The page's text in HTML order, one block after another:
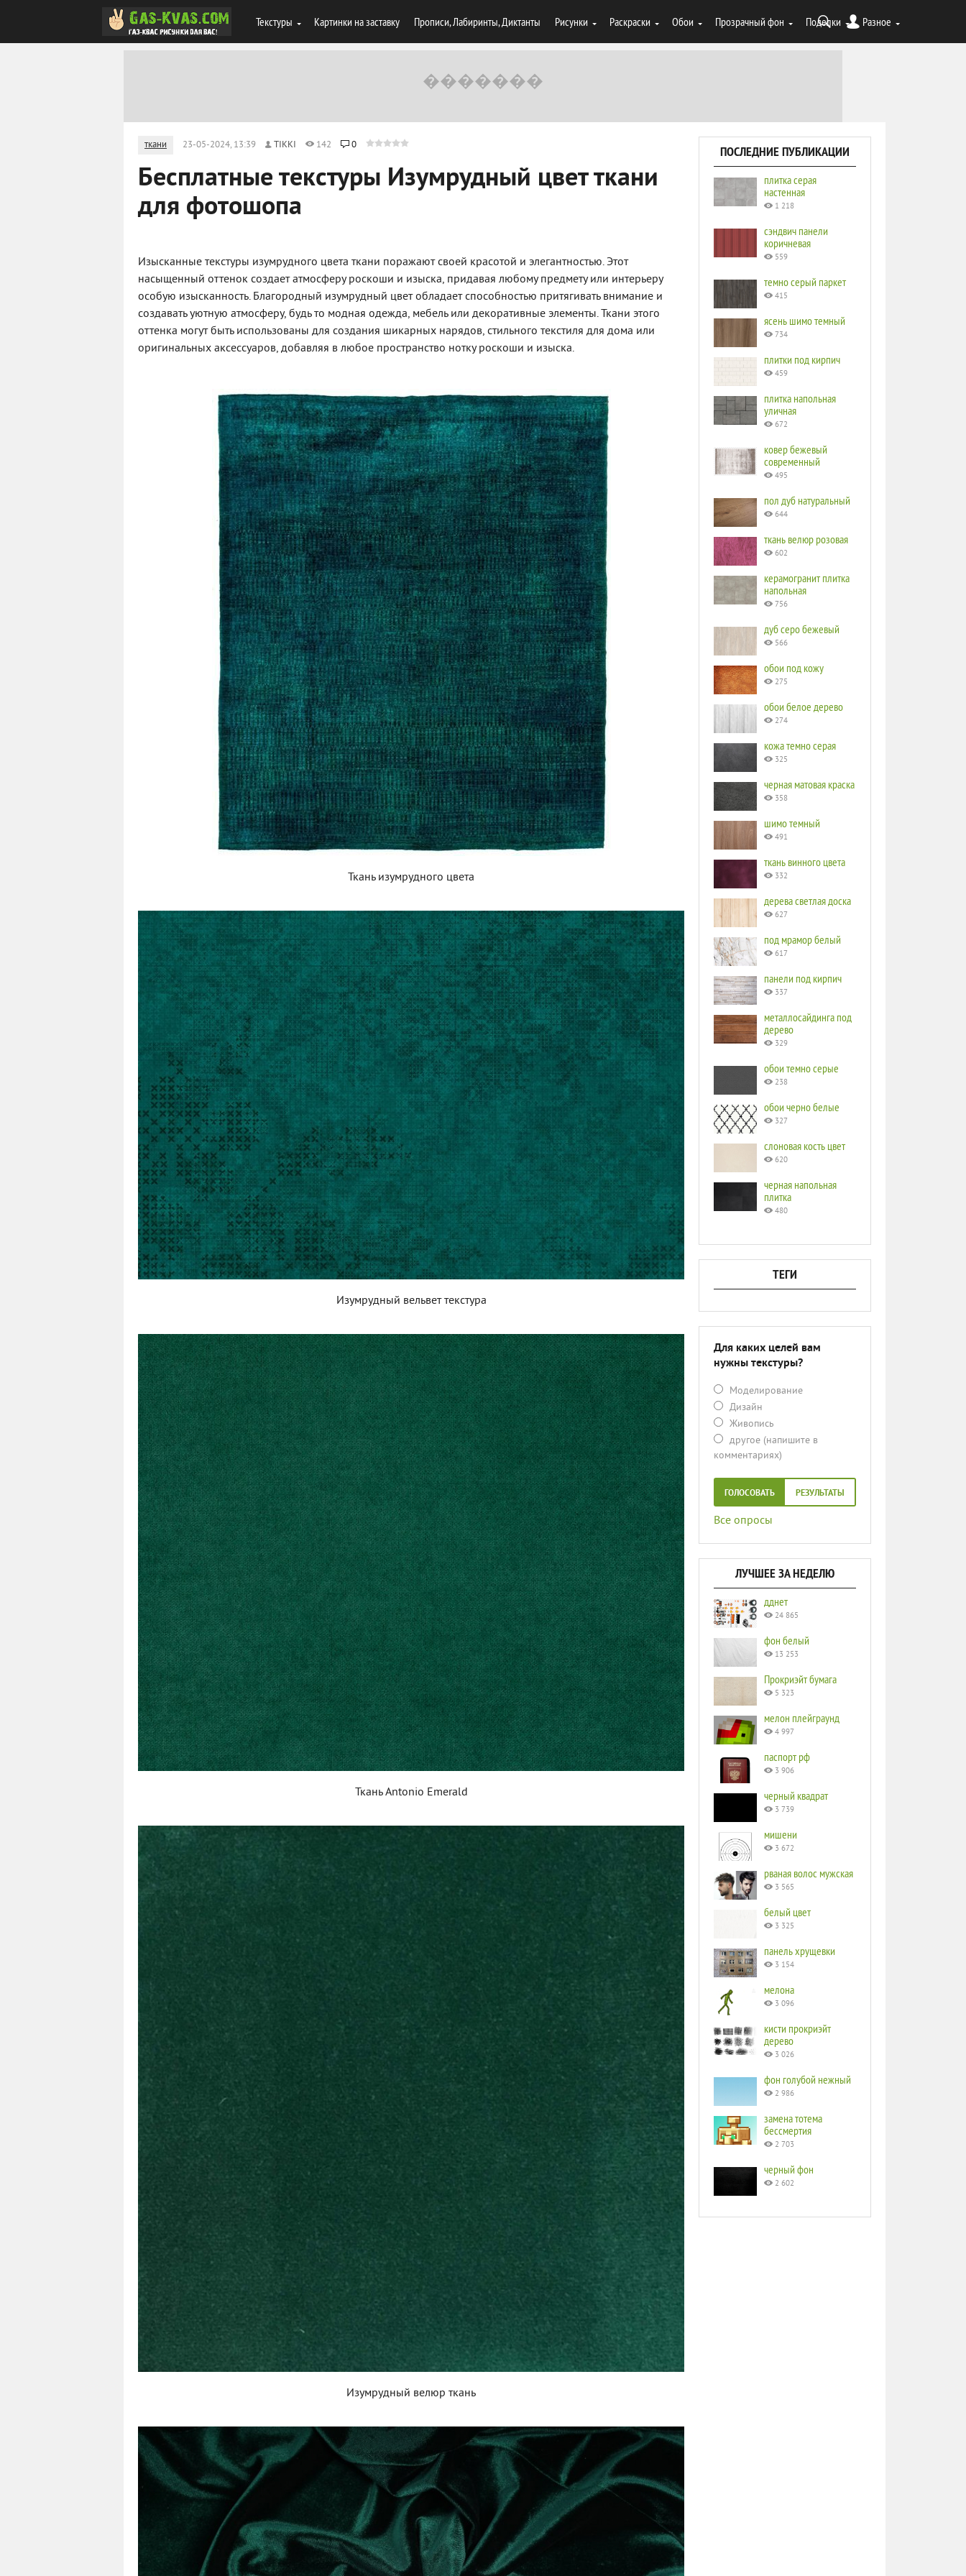
Текстуры Картинки на заставку Прописи, Лабиринты, Диктанты Рисунки Раскраски Обои Прозрачный фон Поделки Разное
ткани 23-05-2024, 13:39 TIKKI 142 0
Бесплатные текстуры Изумрудный цвет ткани
для фотошопа
Изысканные текстуры изумрудного цвета ткани поражают своей красотой и элегантностью. Этот
насыщенный оттенок создает атмосферу роскоши и изыска, придавая любому предмету или интерьеру
особую изысканность. Благородный изумрудный цвет обладает способностью притягивать внимание и
создавать уютную атмосферу, будь то модная одежда, мебель или декоративные элементы. Ткани этого
оттенка могут быть использованы для создания шикарных нарядов, стильного текстиля для дома или
оригинальных аксессуаров, добавляя в любое пространство нотку роскоши и изыска.
Ткань изумрудного цвета
Изумрудный вельвет текстура
Ткань Antonio Emerald
Изумрудный велюр ткань
ПОСЛЕДНИЕ ПУБЛИКАЦИИ
плитка серая
настенная
1 218
сэндвич панели
коричневая
559
темно серый паркет
415
ясень шимо темный
734
плитки под кирпич
459
плитка напольная
уличная
672
ковер бежевый
современный
495
пол дуб натуральный
644
ткань велюр розовая
602
керамогранит плитка
напольная
756
дуб серо бежевый
566
обои под кожу
275
обои белое дерево
274
кожа темно серая
325
черная матовая краска
358
шимо темный
491
ткань винного цвета
332
дерева светлая доска
627
под мрамор белый
617
панели под кирпич
337
металлосайдинга под
дерево
329
обои темно серые
238
обои черно белые
327
слоновая кость цвет
620
черная напольная
плитка
480
ТЕГИ
Для каких целей вам
нужны текстуры?
Моделирование
Дизайн
Живопись
другое (напишите в
комментариях)
ГОЛОСОВАТЬ РЕЗУЛЬТАТЫ
Все опросы
ЛУЧШЕЕ ЗА НЕДЕЛЮ
дднет
24 865
фон белый
13 253
Прокриэйт бумага
5 323
мелон плейграунд
4 997
паспорт рф
3 906
черный квадрат
3 739
мишени
3 672
рваная волос мужская
3 565
белый цвет
3 325
панель хрущевки
3 154
мелона
3 096
кисти прокриэйт
дерево
3 026
фон голубой нежный
2 986
замена тотема
бессмертия
2 703
черный фон
2 602